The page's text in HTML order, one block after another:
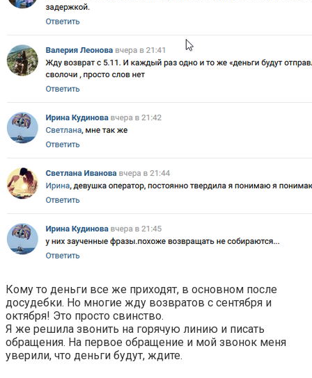
Кому то деньги все же приходят, в основном после
досудебки. Но многие жду возвратов с сентября и
октября! Это просто свинство.
Я же решила звонить на горячую линию и писать
обращения. На первое обращение и мой звонок меня
уверили, что деньги будут, ждите.